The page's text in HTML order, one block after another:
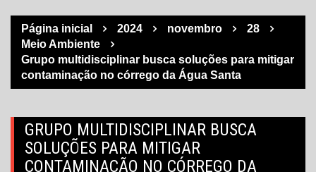
Página inicial 2024 novembro
28
Meio Ambiente
Grupo multidisciplinar busca soluções para mitigar
contaminação no córrego da Água Santa
GRUPO MULTIDISCIPLINAR BUSCA
SOLUÇÕES PARA MITIGAR
CONTAMINAÇÃO NO CÓRREGO DA